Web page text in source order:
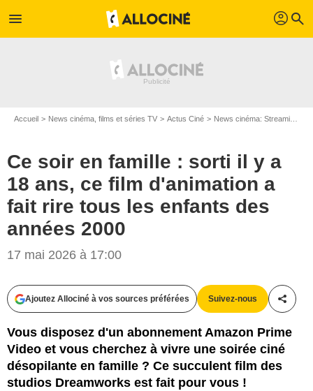
menu profil search
Accueil News cinéma, films et séries TV Actus Ciné News cinéma: Streaming
Ce soir en famille : sorti il y a
18 ans, ce film d'animation a
fait rire tous les enfants des
années 2000
17 mai 2026 à 17:00
Ajoutez Allociné à vos sources préférées Suivez-nous
Vous disposez d'un abonnement Amazon Prime
Video et vous cherchez à vivre une soirée ciné
désopilante en famille ? Ce succulent film des
studios Dreamworks est fait pour vous !